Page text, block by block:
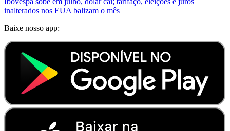
inalterados nos EUA balizam o mês
Baixe nosso app: